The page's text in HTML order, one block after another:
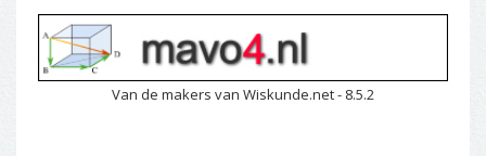
Van de makers van Wiskunde.net - 8.5.2